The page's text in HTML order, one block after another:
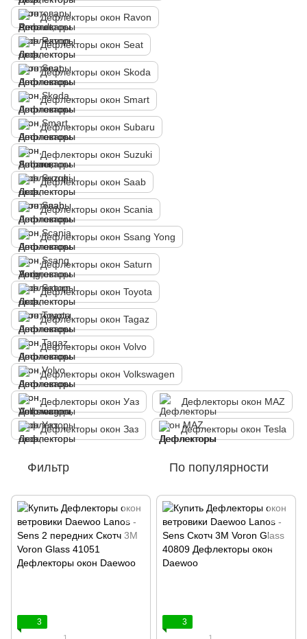
Дефлекторы окон Ravon
Дефлекторы окон Seat
Дефлекторы окон Skoda
Дефлекторы окон Smart
Дефлекторы окон Subaru
Дефлекторы окон Suzuki
Дефлекторы окон Saab
Дефлекторы окон Scania
Дефлекторы окон Ssang Yong
Дефлекторы окон Saturn
Дефлекторы окон Toyota
Дефлекторы окон Tagaz
Дефлекторы окон Volvo
Дефлекторы окон Volkswagen
Дефлекторы окон Уаз Дефлекторы окон MAZ
Дефлекторы окон Заз Дефлекторы окон Tesla
Фильтр По популярности
3
3